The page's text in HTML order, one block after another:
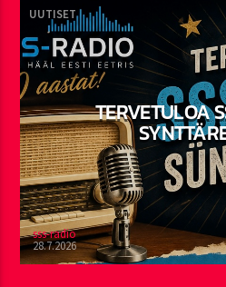
UUTISET
TERVETULOA
sss-radio
28.7.2026